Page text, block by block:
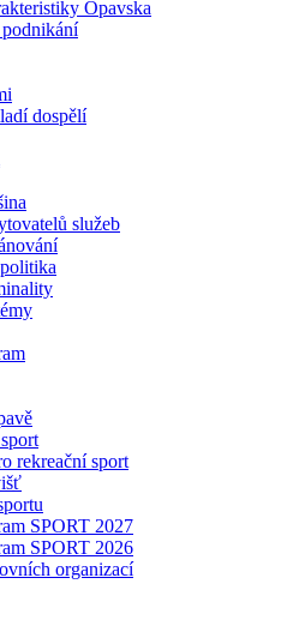
Opavska
dospělí
služeb
rekreační sport
SPORT 2027
SPORT 2026
organizací